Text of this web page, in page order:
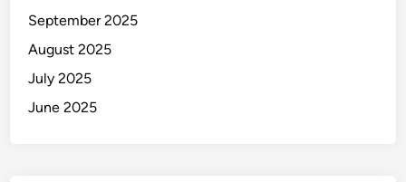
September 2025
August 2025
July 2025
June 2025